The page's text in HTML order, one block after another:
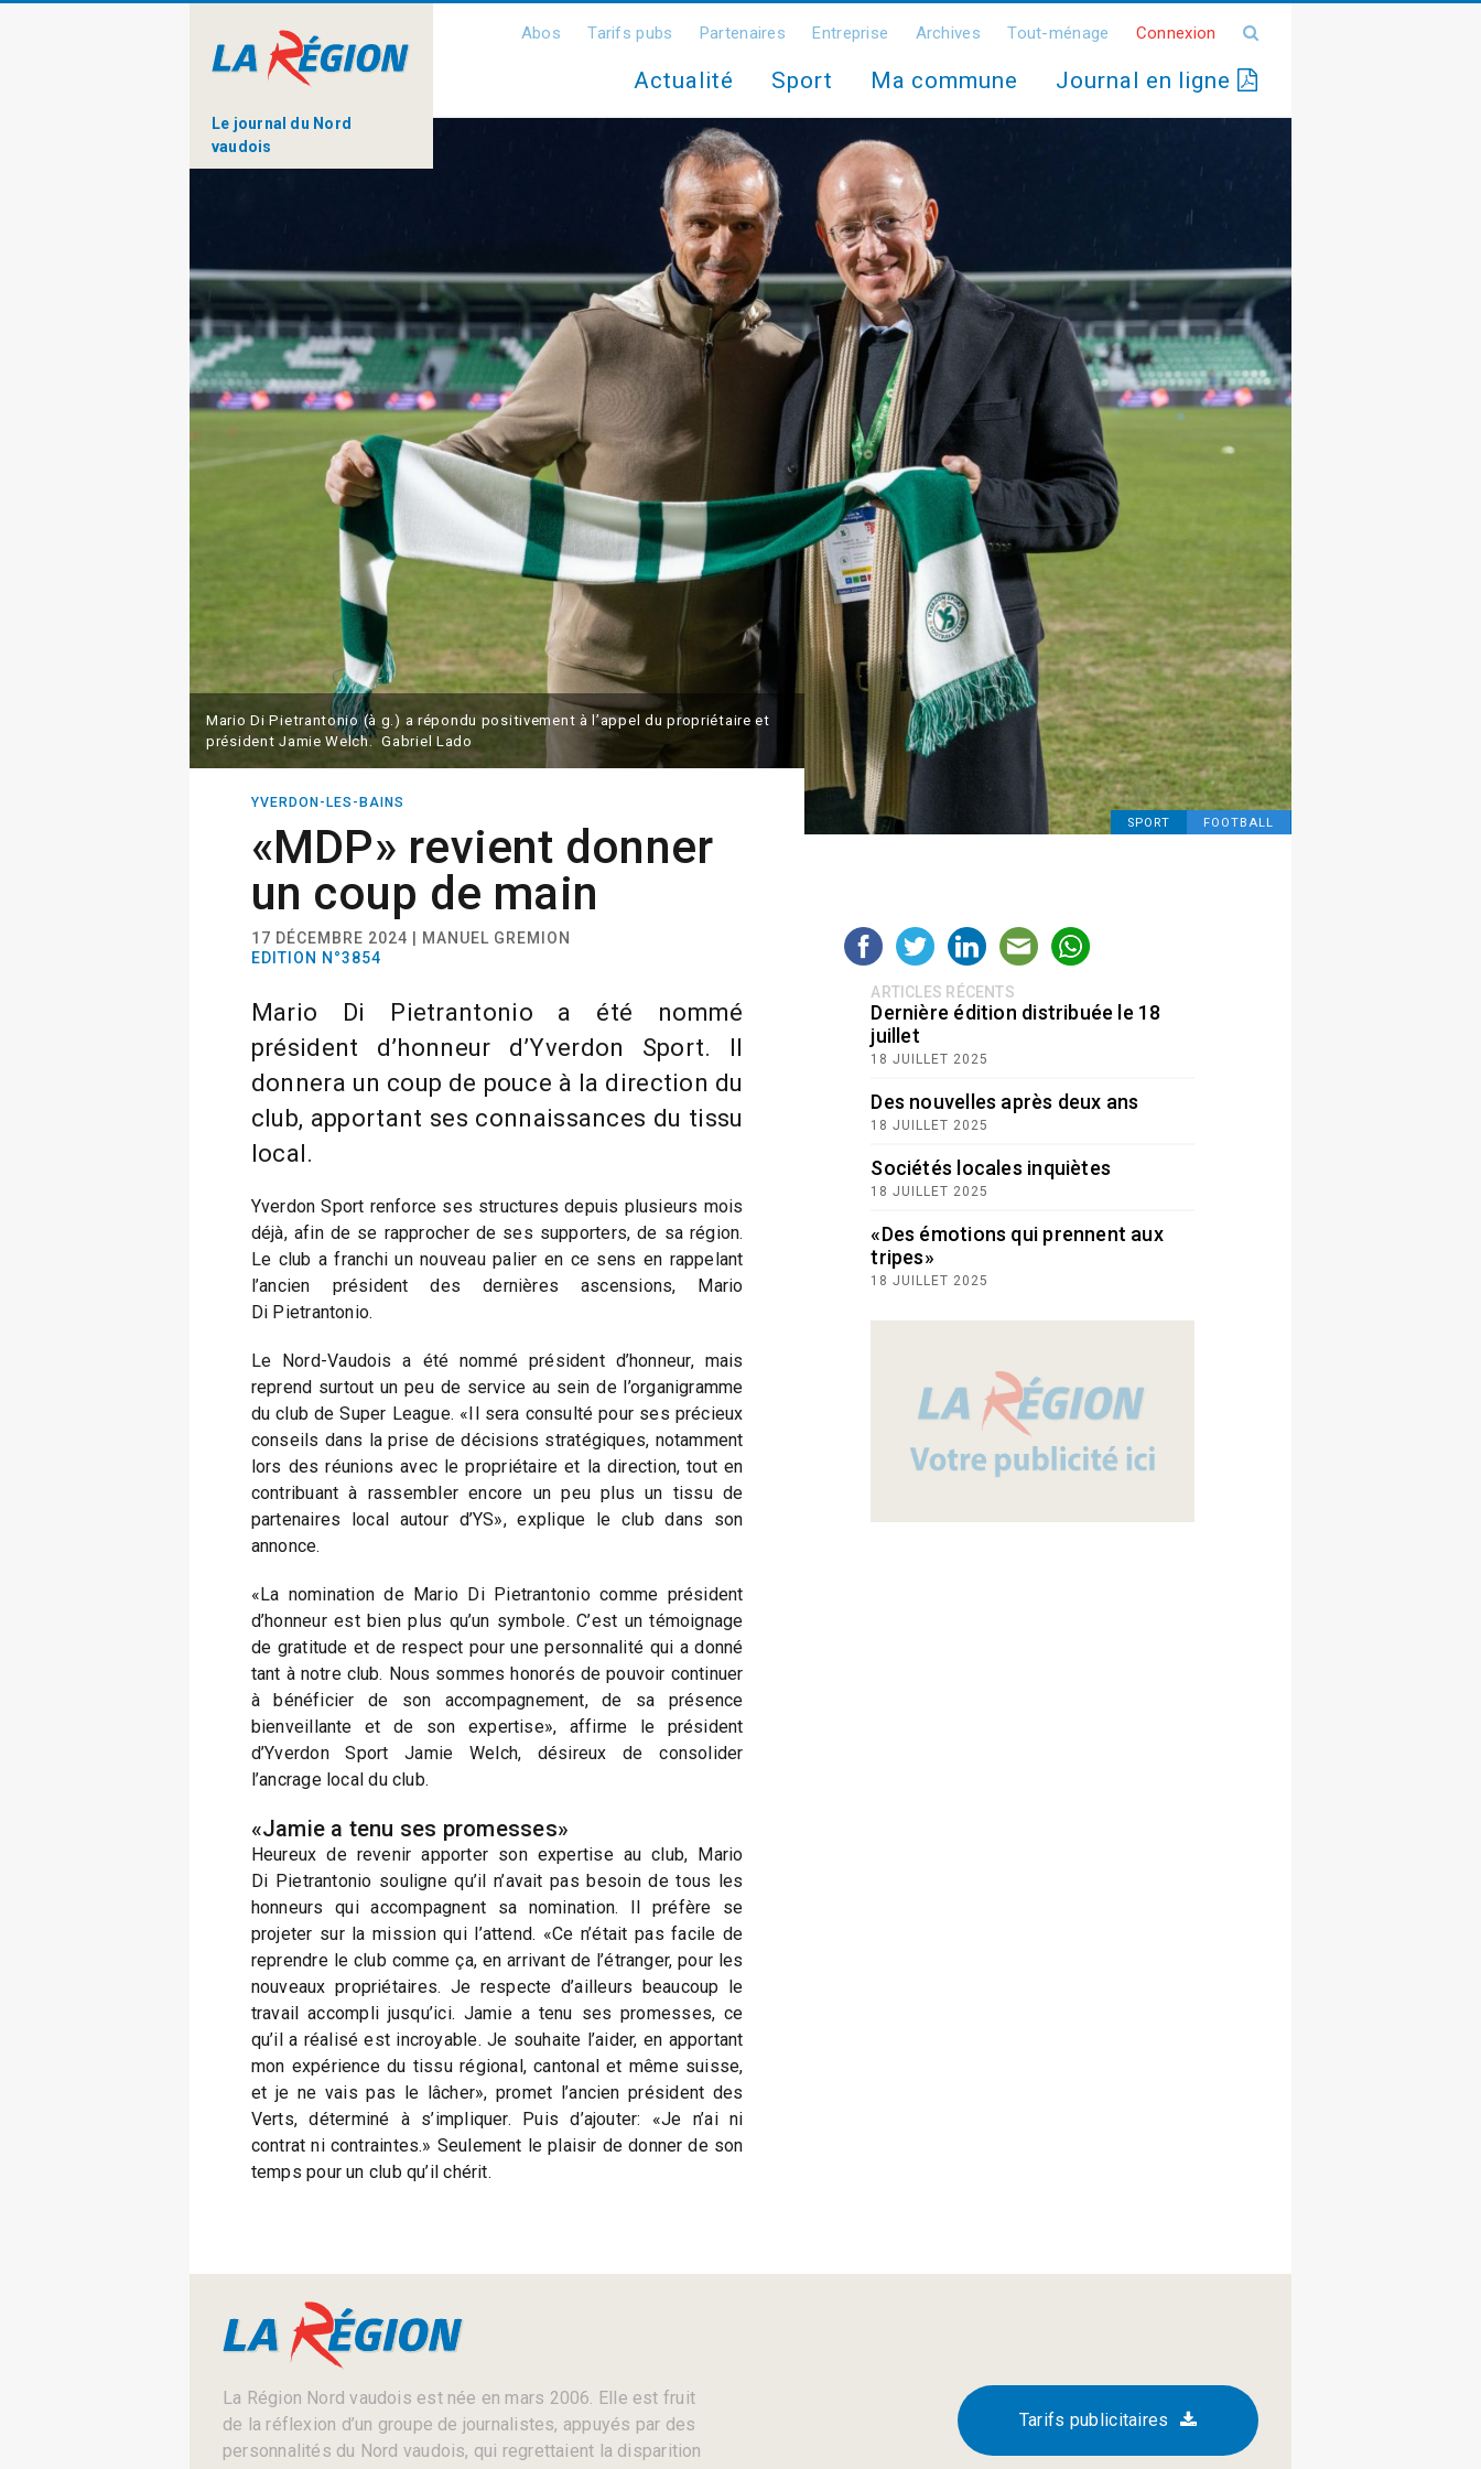
Le journal du Nord
vaudois
Abos Tarifs pubs Partenaires Entreprise Archives Tout-ménage Connexion
Actualité Sport Ma commune Journal en ligne
SPORT FOOTBALL
Mario Di Pietrantonio (à g.) a répondu positivement à l’appel du propriétaire et
président Jamie Welch. Gabriel Lado
YVERDON-LES-BAINS
«MDP» revient donner
un coup de main
17 DÉCEMBRE 2024 | MANUEL GREMION
EDITION N°3854
Mario Di Pietrantonio a été nommé
président d’honneur d’Yverdon Sport. Il
donnera un coup de pouce à la direction du
club, apportant ses connaissances du tissu
local.
Yverdon Sport renforce ses structures depuis plusieurs mois
déjà, afin de se rapprocher de ses supporters, de sa région.
Le club a franchi un nouveau palier en ce sens en rappelant
l’ancien président des dernières ascensions, Mario
Di Pietrantonio.
Le Nord-Vaudois a été nommé président d’honneur, mais
reprend surtout un peu de service au sein de l’organigramme
du club de Super League. «Il sera consulté pour ses précieux
conseils dans la prise de décisions stratégiques, notamment
lors des réunions avec le propriétaire et la direction, tout en
contribuant à rassembler encore un peu plus un tissu de
partenaires local autour d’YS», explique le club dans son
annonce.
«La nomination de Mario Di Pietrantonio comme président
d’honneur est bien plus qu’un symbole. C’est un témoignage
de gratitude et de respect pour une personnalité qui a donné
tant à notre club. Nous sommes honorés de pouvoir continuer
à bénéficier de son accompagnement, de sa présence
bienveillante et de son expertise», affirme le président
d’Yverdon Sport Jamie Welch, désireux de consolider
l’ancrage local du club.
«Jamie a tenu ses promesses»
Heureux de revenir apporter son expertise au club, Mario
Di Pietrantonio souligne qu’il n’avait pas besoin de tous les
honneurs qui accompagnent sa nomination. Il préfère se
projeter sur la mission qui l’attend. «Ce n’était pas facile de
reprendre le club comme ça, en arrivant de l’étranger, pour les
nouveaux propriétaires. Je respecte d’ailleurs beaucoup le
travail accompli jusqu’ici. Jamie a tenu ses promesses, ce
qu’il a réalisé est incroyable. Je souhaite l’aider, en apportant
mon expérience du tissu régional, cantonal et même suisse,
et je ne vais pas le lâcher», promet l’ancien président des
Verts, déterminé à s’impliquer. Puis d’ajouter: «Je n’ai ni
contrat ni contraintes.» Seulement le plaisir de donner de son
temps pour un club qu’il chérit.
ARTICLES RÉCENTS
Dernière édition distribuée le 18
juillet
18 JUILLET 2025
Des nouvelles après deux ans
18 JUILLET 2025
Sociétés locales inquiètes
18 JUILLET 2025
«Des émotions qui prennent aux
tripes»
18 JUILLET 2025
La Région Nord vaudois est née en mars 2006. Elle est fruit
de la réflexion d’un groupe de journalistes, appuyés par des
personnalités du Nord vaudois, qui regrettaient la disparition
Tarifs publicitaires